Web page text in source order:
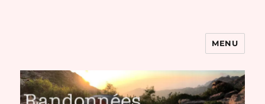
Randonnées de Mathilde et
Michaël
MENU